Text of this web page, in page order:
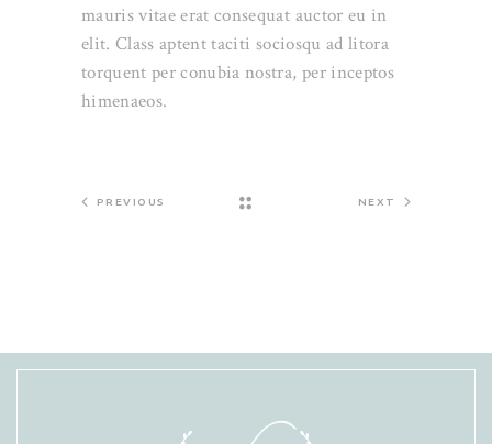
mauris vitae erat consequat auctor eu in
elit. Class aptent taciti sociosqu ad litora
torquent per conubia nostra, per inceptos
himenaeos.
PREVIOUS NEXT